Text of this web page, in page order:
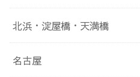
北浜・淀屋橋・天満橋
名古屋